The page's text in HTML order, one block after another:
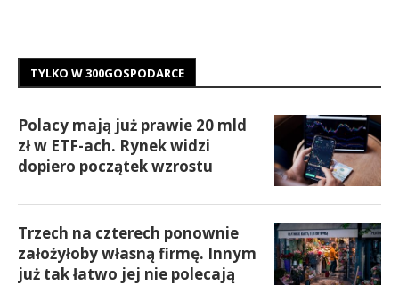
TYLKO W 300GOSPODARCE
Polacy mają już prawie 20 mld
zł w ETF-ach. Rynek widzi
dopiero początek wzrostu
Trzech na czterech ponownie
założyłoby własną firmę. Innym
już tak łatwo jej nie polecają